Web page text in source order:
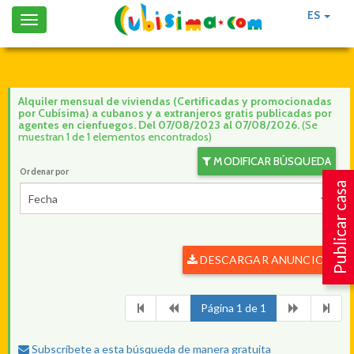
ES
Toggle
navigation
Publicar casa
Alquiler mensual de viviendas (Certificadas y promocionadas
por Cubísima) a cubanos y a extranjeros gratis publicadas por
agentes en cienfuegos. Del 07/08/2023 al 07/08/2026.(Se
muestran 1 de 1 elementos encontrados)
MODIFICAR BÚSQUEDA
Ordenar por
Fecha
DESCARGAR ANUNCIOS
Página 1 de 1
Subscríbete a esta búsqueda de manera gratuita